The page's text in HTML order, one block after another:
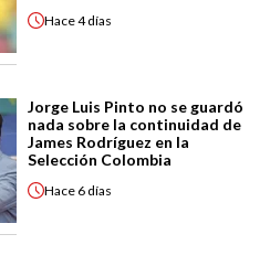
Hace4 días
Jorge Luis Pinto no se guardó
nada sobre la continuidad de
James Rodríguez en la
Selección Colombia
Hace 6 días